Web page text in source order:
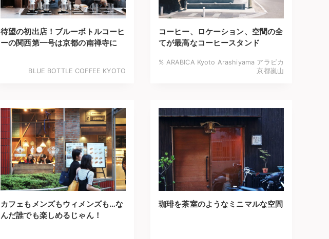
待望の初出店！ブルーボトルコーヒ
ーの関西第一号は京都の南禅寺に
BLUE BOTTLE COFFEE KYOTO
コーヒー、ロケーション、空間の全
てが最高なコーヒースタンド
% ARABICA Kyoto Arashiyama アラビカ
京都嵐山
カフェもメンズもウィメンズも…な
んだ誰でも楽しめるじゃん！
珈琲を茶室のようなミニマルな空間